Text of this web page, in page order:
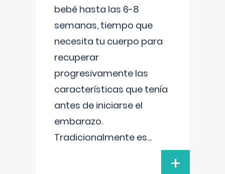
bebé hasta las 6-8
semanas, tiempo que
necesita tu cuerpo para
recuperar
progresivamente las
características que tenía
antes de iniciarse el
embarazo.
Tradicionalmente es...
+